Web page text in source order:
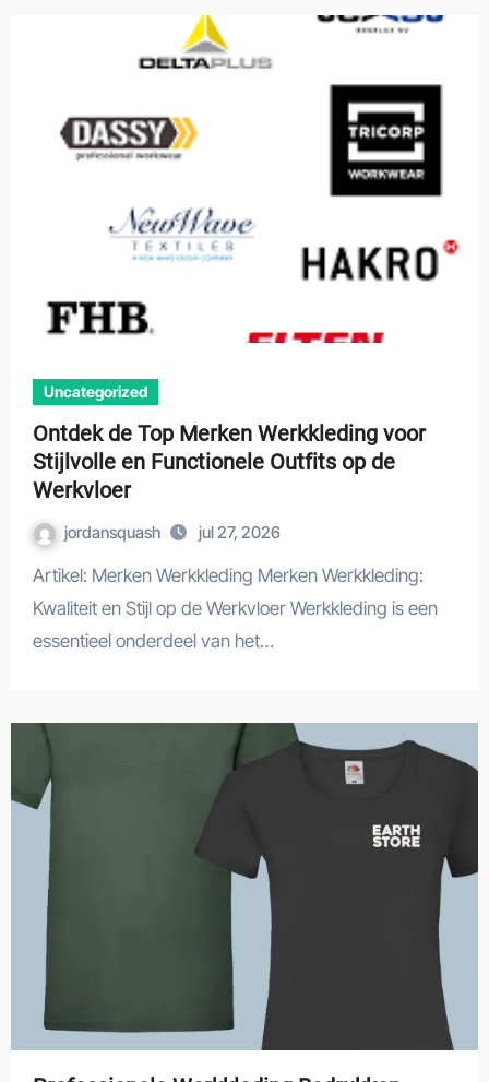
Uncategorized
Ontdek de Top Merken Werkkleding voor
Stijlvolle en Functionele Outfits op de
Werkvloer
jordansquash jul 27, 2026
Artikel: Merken Werkkleding Merken Werkkleding:
Kwaliteit en Stijl op de Werkvloer Werkkleding is een
essentieel onderdeel van het…